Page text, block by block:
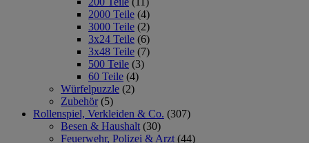
2000 Teile (4)
3000 Teile (2)
3x24 Teile (6)
3x48 Teile (7)
500 Teile (3)
60 Teile (4)
Würfelpuzzle (2)
Zubehör (5)
Rollenspiel, Verkleiden & Co. (307)
Besen & Haushalt (30)
Feuerwehr, Polizei & Arzt (44)